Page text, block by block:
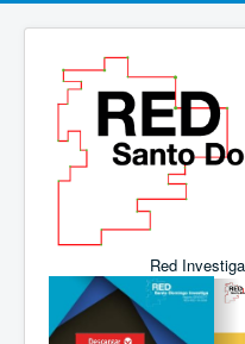
Red